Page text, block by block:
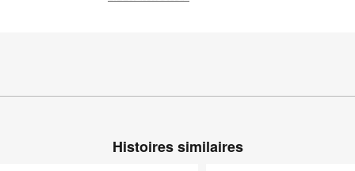
Histoires similaires